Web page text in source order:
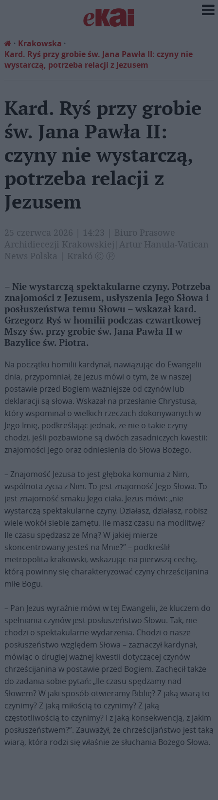
Krakowska
Kard. Ryś przy grobie św. Jana Pawła II: czyny nie
wystarczą, potrzeba relacji z Jezusem
Kard. Ryś przy grobie
św. Jana Pawła II:
czyny nie wystarczą,
potrzeba relacji z
Jezusem
25 czerwca 2026 | 14:23 | Biuro Prasowe
Archidiecezji Krakowskiej|Artur Hanula-Vatican
News Polska | Krakó Ⓒ Ⓟ
– Nie wystarczą spektakularne czyny. Potrzeba
znajomości z Jezusem, usłyszenia Jego Słowa i
posłuszeństwa temu Słowu – wskazał kard.
Grzegorz Ryś w homilii podczas czwartkowej
Mszy św. przy grobie św. Jana Pawła II w
Bazylice św. Piotra.
Na początku homilii kardynał, nawiązując do Ewangelii
dnia, przypomniał, że Jezus mówi o tym, że w naszej
postawie przed Bogiem ważniejsze od czynów lub
deklaracji są słowa. Wskazał na przesłanie Chrystusa,
który wspominał o wielkich rzeczach dokonywanych w
Jego Imię, podkreślając jednak, że nie o takie czyny
chodzi, jeśli pozbawione są dwóch zasadniczych kwestii:
znajomości Jego oraz odniesienia do Słowa Bożego.
– Znajomość Jezusa to jest głęboka komunia z Nim,
wspólnota życia z Nim. To jest znajomość Jego Słowa. To
jest znajomość smaku Jego ciała. Jezus mówi: „nie
wystarczą spektakularne czyny. Działasz, działasz, robisz
wiele wokół siebie zamętu. Ile masz czasu na modlitwę?
Ile czasu spędzasz ze Mną? W jakiej mierze
skoncentrowany jesteś na Mnie?” – podkreślił
metropolita krakowski, wskazując na pierwszą cechę,
którą powinny się charakteryzować czyny chrześcijanina
miłe Bogu.
– Pan Jezus wyraźnie mówi w tej Ewangelii, że kluczem do
spełniania czynów jest posłuszeństwo Słowu. Tak, nie
chodzi o spektakularne wydarzenia. Chodzi o nasze
posłuszeństwo względem Słowa – zaznaczył kardynał,
mówiąc o drugiej ważnej kwestii dotyczącej czynów
chrześcijanina w postawie przed Bogiem. Zachęcił także
do zadania sobie pytań: „Ile czasu spędzamy nad
Słowem? W jaki sposób otwieramy Biblię? Z jaką wiarą to
czynimy? Z jaką miłością to czynimy? Z jaką
częstotliwością to czynimy? I z jaką konsekwencją, z jakim
posłuszeństwem?”. Zauważył, że chrześcijaństwo jest taką
wiarą, która rodzi się właśnie ze słuchania Bożego Słowa.